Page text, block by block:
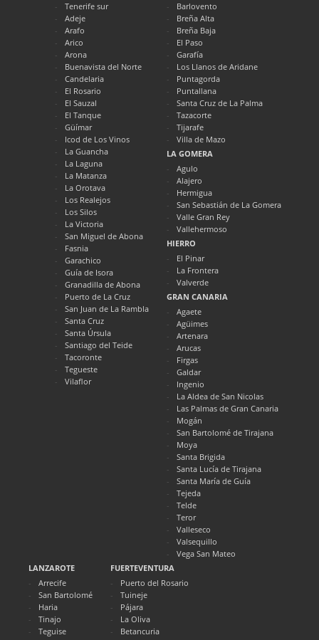
Tenerife sur
Adeje
Arafo
Arico
Arona
Buenavista del Norte
Candelaria
El Rosario
El Sauzal
El Tanque
Güímar
Icod de Los Vinos
La Guancha
La Laguna
La Matanza
La Orotava
Los Realejos
Los Silos
La Victoria
San Miguel de Abona
Fasnia
Garachico
Guía de Isora
Granadilla de Abona
Puerto de La Cruz
San Juan de La Rambla
Santa Cruz
Santa Úrsula
Santiago del Teide
Tacoronte
Tegueste
Vilaflor
Barlovento
Breña Alta
Breña Baja
El Paso
Garafía
Los Llanos de Aridane
Puntagorda
Puntallana
Santa Cruz de La Palma
Tazacorte
Tijarafe
Villa de Mazo
LA GOMERA
Agulo
Alajero
Hermigua
San Sebastián de La Gomera
Valle Gran Rey
Vallehermoso
HIERRO
El Pinar
La Frontera
Valverde
GRAN CANARIA
Agaete
Agüimes
Artenara
Arucas
Firgas
Galdar
Ingenio
La Aldea de San Nicolas
Las Palmas de Gran Canaria
Mogán
San Bartolomé de Tirajana
Moya
Santa Brigida
Santa Lucía de Tirajana
Santa María de Guía
Tejeda
Telde
Teror
Valleseco
Valsequillo
Vega San Mateo
LANZAROTE
Arrecife
San Bartolomé
Haria
Tinajo
Teguise
FUERTEVENTURA
Puerto del Rosario
Tuineje
Pájara
La Oliva
Betancuria